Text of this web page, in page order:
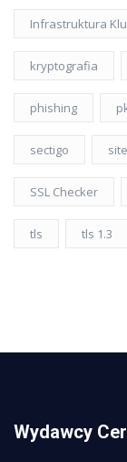
Infrastruktura
kryptografia
phishing
sectigo
SSL Checker
tls tls 1.3
Wydawcy